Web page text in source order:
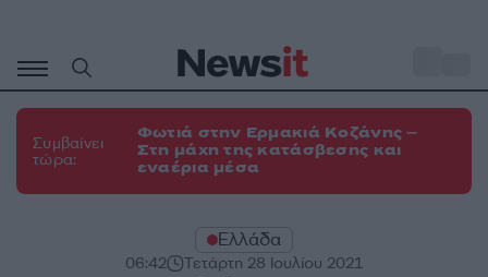
περιεχόμενο
Συμβαίνει
τώρα:
Φωτιά στην Ερμακιά Κοζάνης –
Στη μάχη της κατάσβεσης και
εναέρια μέσα
Ελλάδα
06:42 Τετάρτη 28 Ιουλίου 2021